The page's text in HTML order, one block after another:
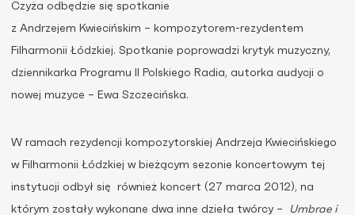
Czyża odbędzie się spotkanie
z Andrzejem Kwiecińskim – kompozytorem-rezydentem
Filharmonii Łódzkiej. Spotkanie poprowadzi krytyk muzyczny,
dziennikarka Programu II Polskiego Radia, autorka audycji o
nowej muzyce – Ewa Szczecińska.
W ramach rezydencji kompozytorskiej Andrzeja Kwiecińskiego
w Filharmonii Łódzkiej w bieżącym sezonie koncertowym tej
instytucji odbył się również koncert (27 marca 2012), na
którym zostały wykonane dwa inne dzieła twórcy –
Umbrae i